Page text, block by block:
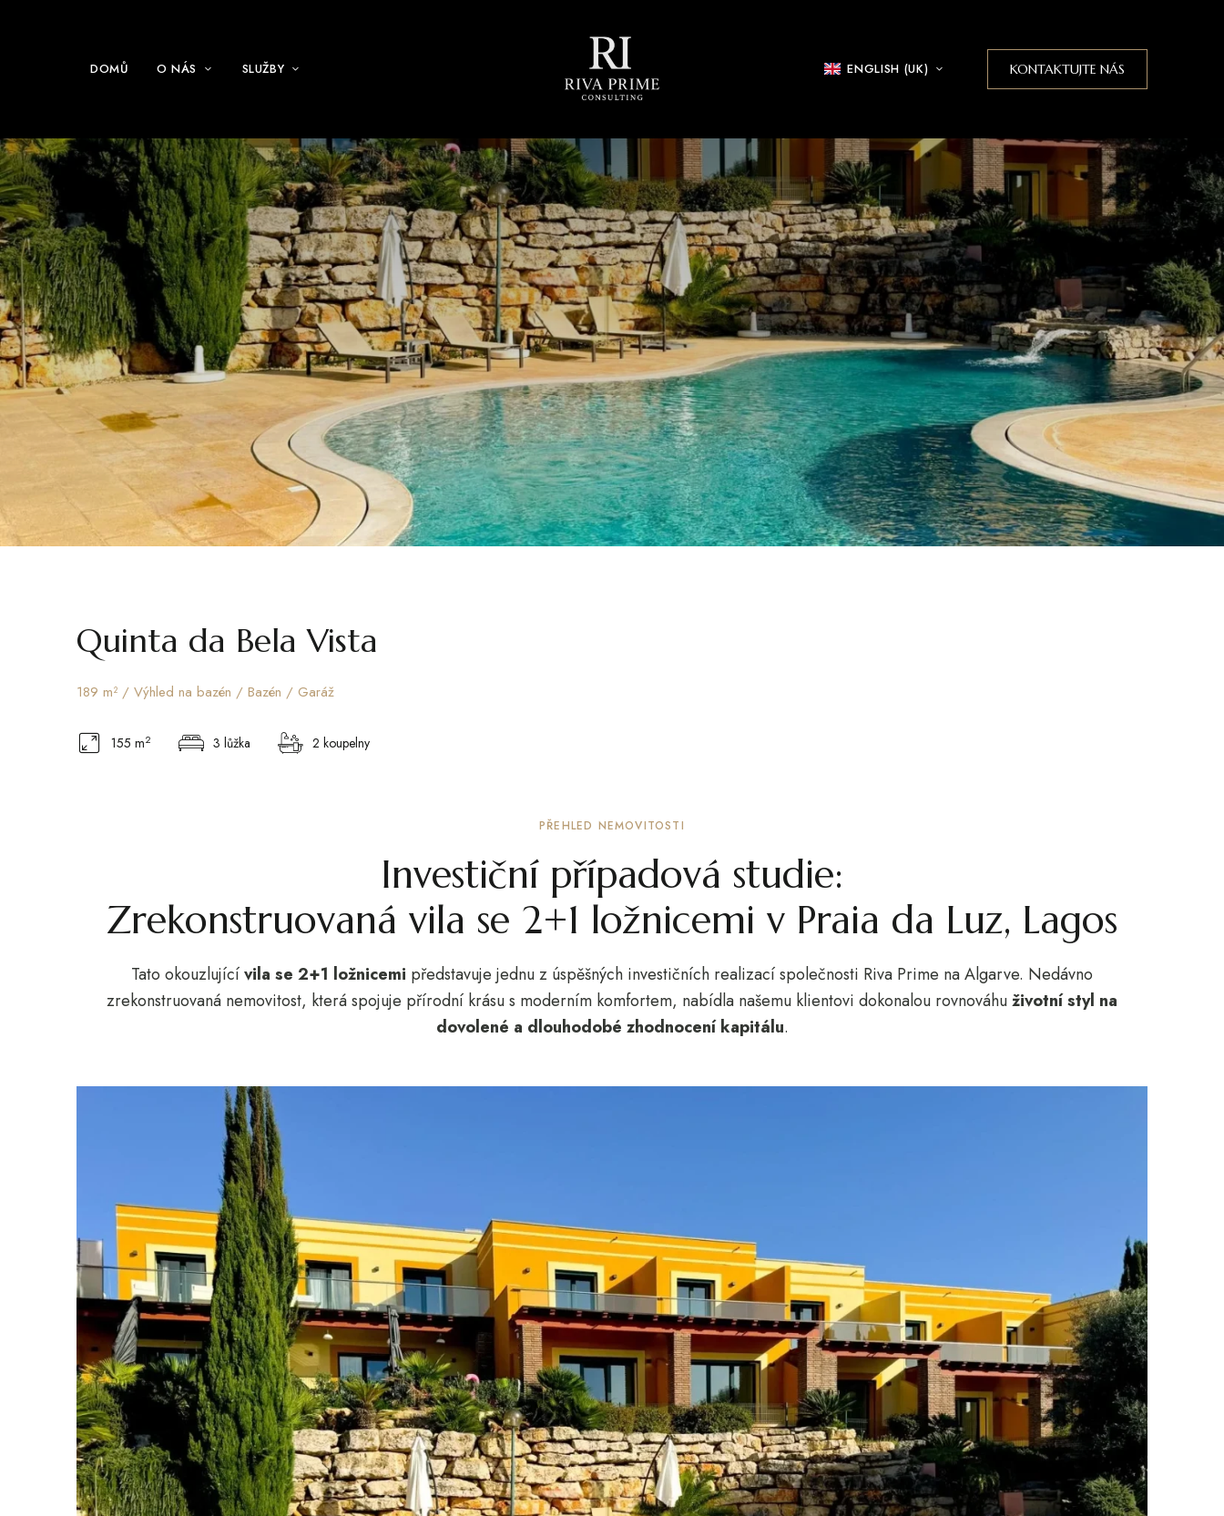
DOMŮ O NÁS SLUŽBY ENGLISH (UK) KONTAKTUJTE NÁS
Quinta da Bela Vista
189 m² / Výhled na bazén / Bazén / Garáž
155 m2 3 lůžka 2 koupelny
PŘEHLED NEMOVITOSTI
Investiční případová studie:
Zrekonstruovaná vila se 2+1 ložnicemi v Praia da Luz, Lagos
Tato okouzlujícívila se 2+1 ložnicemi představuje jednu z úspěšných investičních realizací společnosti Riva Prime na Algarve. Nedávno
zrekonstruovaná nemovitost, která spojuje přírodní krásu s moderním komfortem, nabídla našemu klientovi dokonalou rovnováhuživotní styl na
dovolené a dlouhodobé zhodnocení kapitálu.